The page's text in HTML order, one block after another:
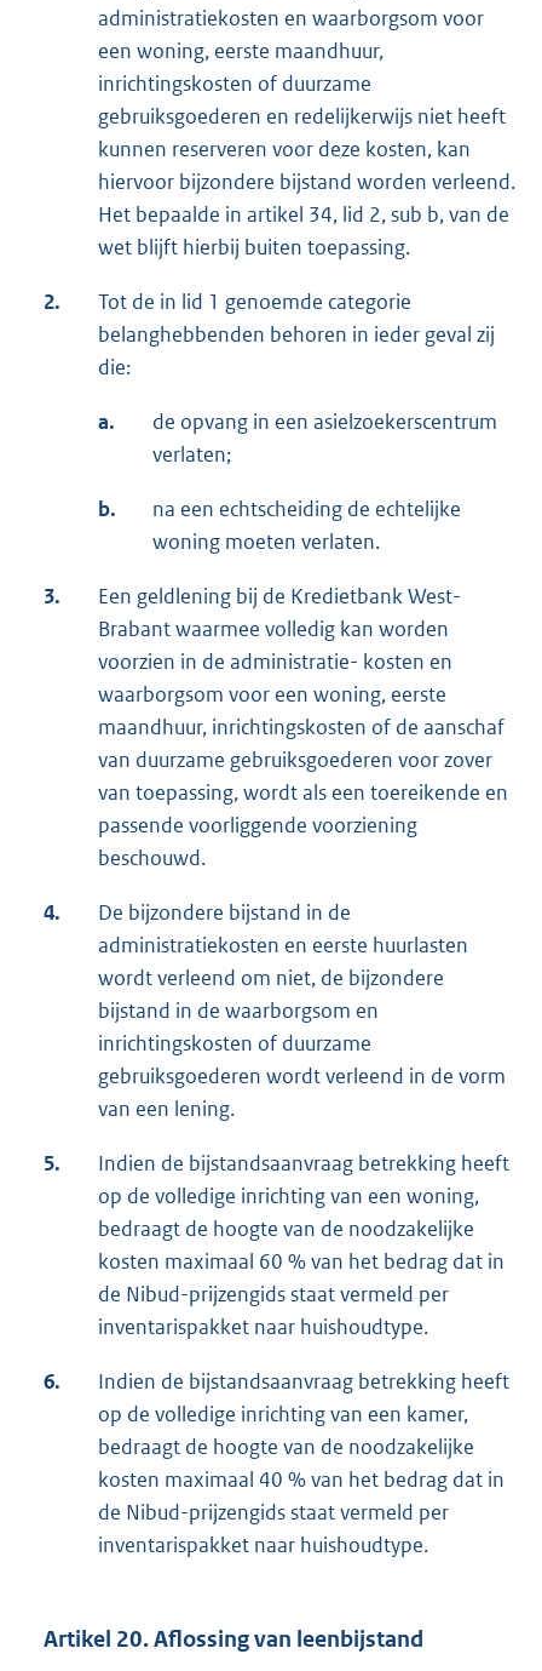
administratiekosten en waarborgsom voor
een woning, eerste maandhuur,
inrichtingskosten of duurzame
gebruiksgoederen en redelijkerwijs niet heeft
kunnen reserveren voor deze kosten, kan
hiervoor bijzondere bijstand worden verleend.
Het bepaalde in artikel 34, lid 2, sub b, van de
wet blijft hierbij buiten toepassing.
2.
Tot de in lid 1 genoemde categorie
belanghebbenden behoren in ieder geval zij
die:
a.
de opvang in een asielzoekerscentrum
verlaten;
b.
na een echtscheiding de echtelijke
woning moeten verlaten.
3.
Een geldlening bij de Kredietbank West-
Brabant waarmee volledig kan worden
voorzien in de administratie- kosten en
waarborgsom voor een woning, eerste
maandhuur, inrichtingskosten of de aanschaf
van duurzame gebruiksgoederen voor zover
van toepassing, wordt als een toereikende en
passende voorliggende voorziening
beschouwd.
4.
De bijzondere bijstand in de
administratiekosten en eerste huurlasten
wordt verleend om niet, de bijzondere
bijstand in de waarborgsom en
inrichtingskosten of duurzame
gebruiksgoederen wordt verleend in de vorm
van een lening.
5.
Indien de bijstandsaanvraag betrekking heeft
op de volledige inrichting van een woning,
bedraagt de hoogte van de noodzakelijke
kosten maximaal 60 % van het bedrag dat in
de Nibud-prijzengids staat vermeld per
inventarispakket naar huishoudtype.
6.
Indien de bijstandsaanvraag betrekking heeft
op de volledige inrichting van een kamer,
bedraagt de hoogte van de noodzakelijke
kosten maximaal 40 % van het bedrag dat in
de Nibud-prijzengids staat vermeld per
inventarispakket naar huishoudtype.
Artikel 20. Aflossing van leenbijstand